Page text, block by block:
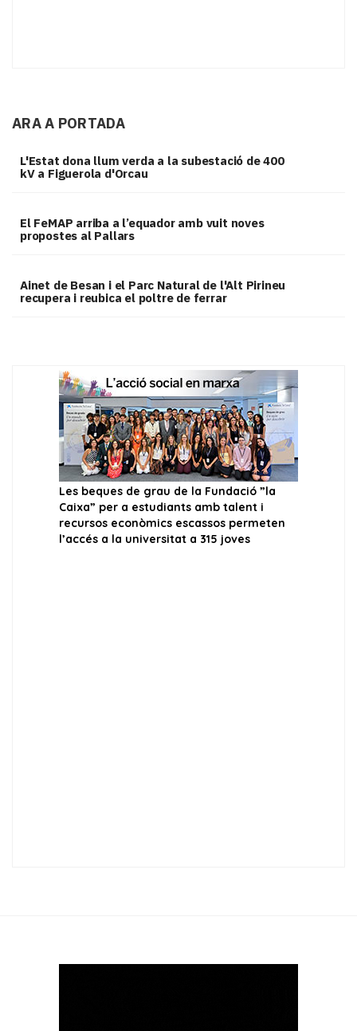
ARA A PORTADA
L'Estat dona llum verda a la subestació de 400
kV a Figuerola d'Orcau
El FeMAP arriba a l’equador amb vuit noves
propostes al Pallars
Ainet de Besan i el Parc Natural de l'Alt Pirineu
recupera i reubica el poltre de ferrar